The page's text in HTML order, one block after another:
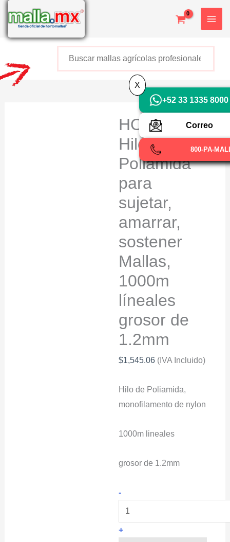
contenido
Hilo de
Poliamida
para
sujetar,
amarrar,
sostener
Mallas,
1000m
líneales
grosor de
1.2mm
$1,545.06 (IVA Incluido)
Hilo de Poliamida,
monofilamento de nylon
1000m lineales
grosor de 1.2mm
-HORTOMALLAS®
Hilo
de
Poliamida
+
+52 800 726 2552
+52 33 1335 8000
Correo
800-PA-
X